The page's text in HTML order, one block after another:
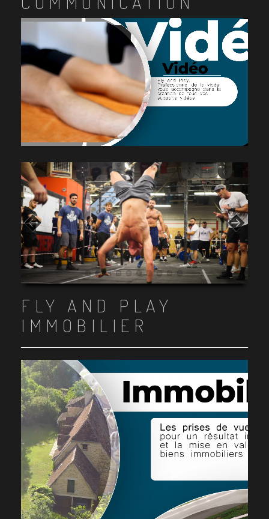
Item 1
Item 2
Item 3
Item 4
Item 5
Item 6
Item 7
Item 8
Item 9
Item 10
FLY AND PLAY
IMMOBILIER